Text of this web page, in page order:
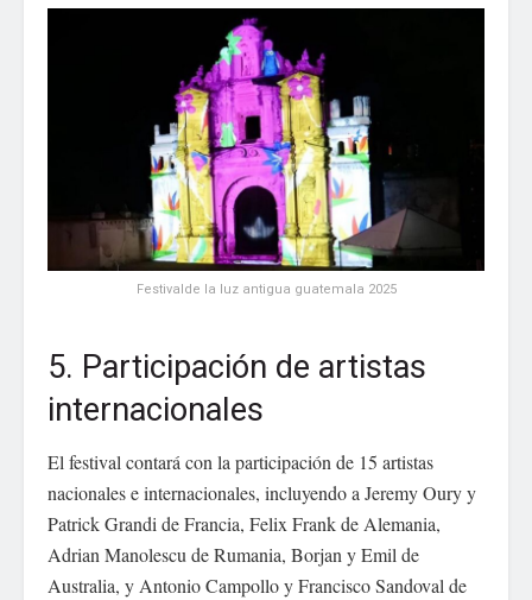
Festivalde la luz antigua guatemala 2025
5. Participación de artistas
internacionales
El festival contará con la participación de 15 artistas
nacionales e internacionales, incluyendo a Jeremy Oury y
Patrick Grandi de Francia, Felix Frank de Alemania,
Adrian Manolescu de Rumania, Borjan y Emil de
Australia, y Antonio Campollo y Francisco Sandoval de